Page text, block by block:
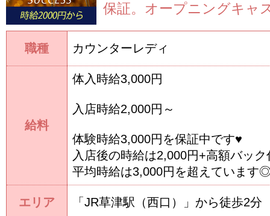
職種 カウンターレディ
給料
体入時給3,000円
入店時給2,000円～
体験時給3,000円を保証中です♥
入店後の時給は2,000円+高額バッ
平均時給は3,000円を超えています
エリア 「JR草津駅（西口）」から徒歩2分
保証。オープニングキャ